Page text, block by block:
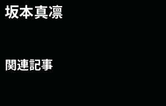
坂本真凛
関連記事